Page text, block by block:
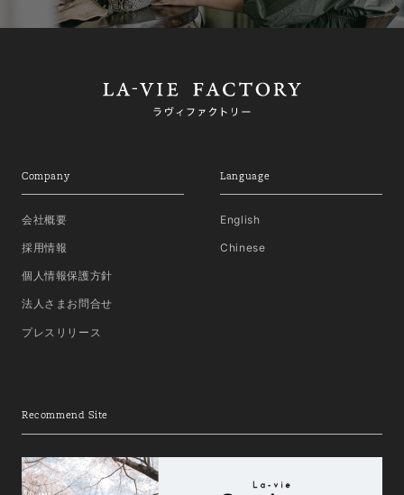
Company
会社概要
採用情報
個人情報保護方針
法人さまお問合せ
プレスリリース
Language
English
Chinese
Recommend Site